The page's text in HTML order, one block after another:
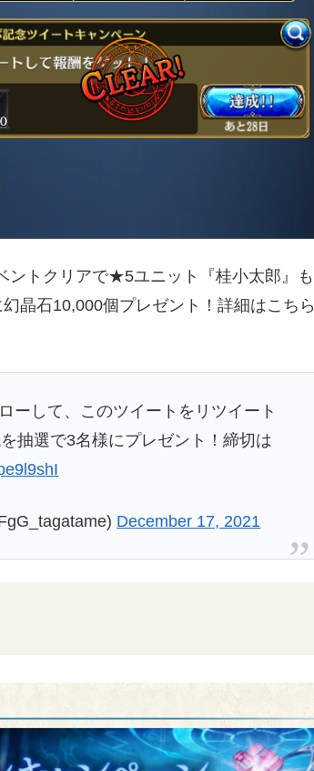
ントクリアで★5ユニット『桂小太郎』も
晶石10,000個プレゼント！詳細はこちら
ーして、このツイートをリツイート
抽選で3名様にプレゼント！締切は
December 17, 2021